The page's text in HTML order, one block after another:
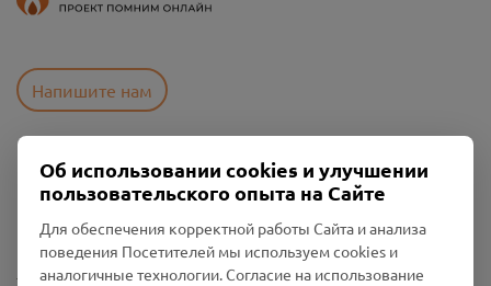
Напишите нам
Пользовательское соглашение
Политика конфиденциальности
Промо-материалы
Настройки cookies
Об использовании cookies и улучшении
пользовательского опыта на Сайте
Для обеспечения корректной работы Сайта и анализа
поведения Посетителей мы используем cookies и
аналогичные технологии. Согласие на использование